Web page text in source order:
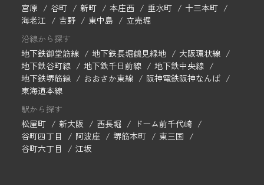
宮原
谷町 新町 本庄西 垂水町
十三本町
海老江
吉野 東中島
立売堀
沿線から探す
地下鉄御堂筋線
地下鉄長堀鶴見緑地
大阪環状線
地下鉄谷町線
地下鉄千日前線
地下鉄中央線
地下鉄堺筋線
おおさか東線
阪神電鉄阪神なんば
東海道本線
駅から探す
松屋町
新大阪 西長堀
ドーム前千代崎
谷町四丁目
阿波座 堺筋本町
東三国
谷町六丁目
江坂